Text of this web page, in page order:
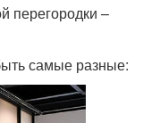
перегородки –
самые разные: